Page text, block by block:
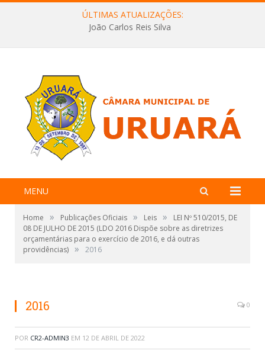
ÚLTIMAS ATUALIZAÇÕES:
João Carlos Reis Silva
MENU
Home » Publicações Oficiais » Leis »
LEI Nº 510/2015, DE
08 DE JULHO DE 2015 (LDO 2016 Dispõe sobre as diretrizes
orçamentárias para o exercício de 2016, e dá outras
providências) » 2016
2016 0
POR CR2-ADMIN3 EM 12 DE ABRIL DE 2022